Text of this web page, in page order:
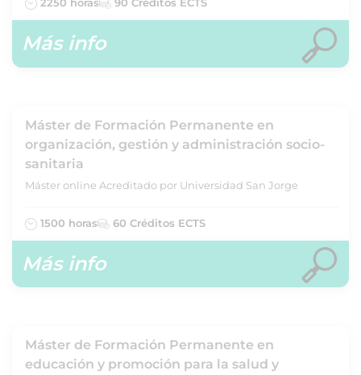
Más info
Máster de Formación Permanente en
organización, gestión y administración socio-
sanitaria
Máster online Acreditado por Universidad San Jorge
1500 horas 60 Créditos ECTS
Más info
Máster de Formación Permanente en
educación y promoción para la salud y